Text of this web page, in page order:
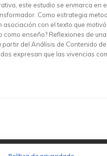
este estudio se enmarca
Como estrategia
con el texto que
enseño? Reflexiones de
del Análisis de Contenido
expresan que las vivencias